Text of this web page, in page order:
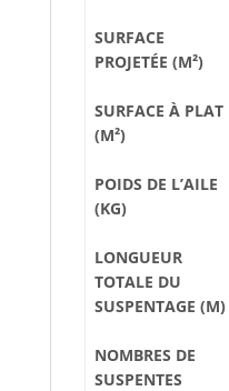
SURFACE
PROJETÉE (M²)
SURFACE À PLAT
(M²)
POIDS DE L’AILE
(KG)
LONGUEUR
TOTALE DU
SUSPENTAGE (M)
NOMBRES DE
SUSPENTES